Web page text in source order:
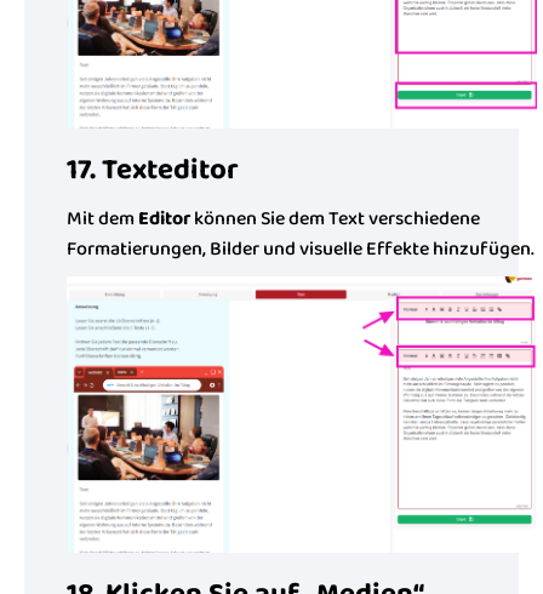
17. Texteditor
Mit demEditorkönnen Sie dem Text verschiedene
Formatierungen, Bilder und visuelle Effekte hinzufügen.